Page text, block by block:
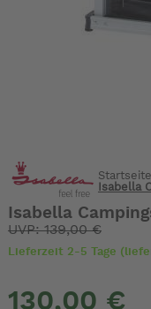
Startseite
Isabella
Isabella
UVP: 139,00 €
Lieferzeit 2-5 Tage
130,00 €